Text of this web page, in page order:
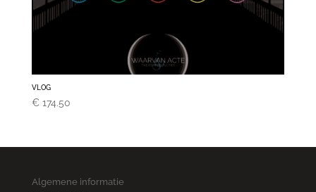
VLOG
€174.50
Algemene informatie